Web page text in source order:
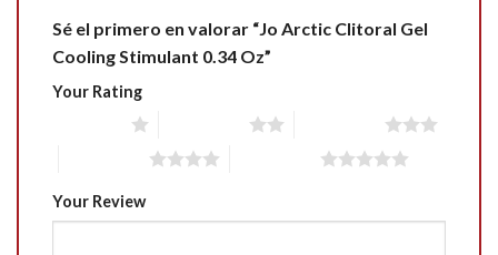
Sé el primero en valorar “Jo Arctic Clitoral Gel
Cooling Stimulant 0.34 Oz”
Your Rating
Your Review